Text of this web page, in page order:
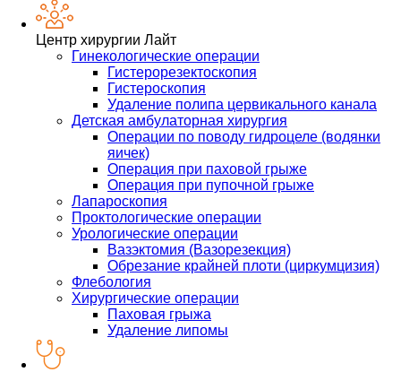
Центр хирургии Лайт
Гинекологические операции
Гистерорезектоскопия
Гистероскопия
Удаление полипа цервикального канала
Детская амбулаторная хирургия
Операции по поводу гидроцеле (водянки
яичек)
Операция при паховой грыже
Операция при пупочной грыже
Лапароскопия
Проктологические операции
Урологические операции
Вазэктомия (Вазорезекция)
Обрезание крайней плоти (циркумцизия)
Флебология
Хирургические операции
Паховая грыжа
Удаление липомы